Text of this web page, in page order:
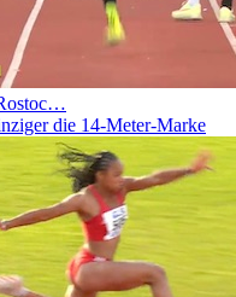
die 14-Meter-Marke